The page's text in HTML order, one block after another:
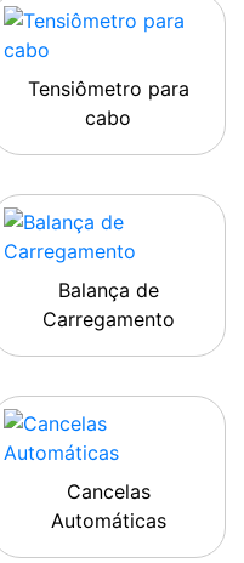
Tensiômetro para
cabo
Balança de
Carregamento
Cancelas
Automáticas